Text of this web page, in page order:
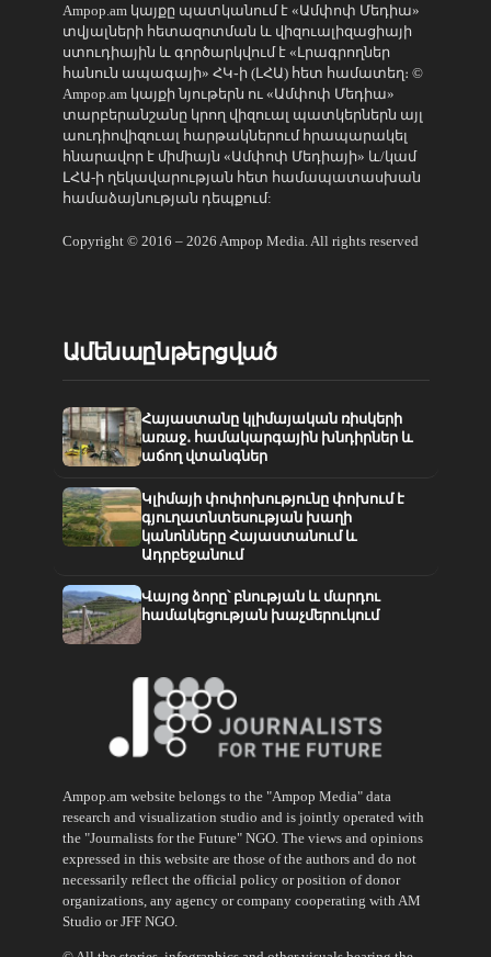
Ampop.am կայքը պատկանում է «Ամփոփ Մեդիա»
տվյալների հետազոտման և վիզուալիզացիայի
ստուդիային և գործարկվում է «Լրագրողներ
հանուն ապագայի» ՀԿ֊ի (ԼՀԱ) հետ համատեղ։ ©
Ampop.am կայքի նյութերն ու «Ամփոփ Մեդիա»
տարբերանշանը կրող վիզուալ պատկերներն այլ
աուդիովիզուալ հարթակներում հրապարակել
հնարավոր է միմիայն «Ամփոփ Մեդիայի» և/կամ
ԼՀԱ-ի ղեկավարության հետ համապատասխան
համաձայնության դեպքում:
Copyright © 2016 – 2026 Ampop Media. All rights reserved
Ամենաընթերցված
Հայաստանը կլիմայական ռիսկերի
առաջ․ համակարգային խնդիրներ և
աճող վտանգներ
Կլիմայի փոփոխությունը փոխում է
գյուղատնտեսության խաղի
կանոնները Հայաստանում և
Ադրբեջանում
Վայոց ձորը՝ բնության և մարդու
համակեցության խաչմերուկում
Ampop.am website belongs to the "Ampop Media" data
research and visualization studio and is jointly operated with
the "Journalists for the Future" NGO. The views and opinions
expressed in this website are those of the authors and do not
necessarily reflect the official policy or position of donor
organizations, any agency or company cooperating with AM
Studio or JFF NGO.